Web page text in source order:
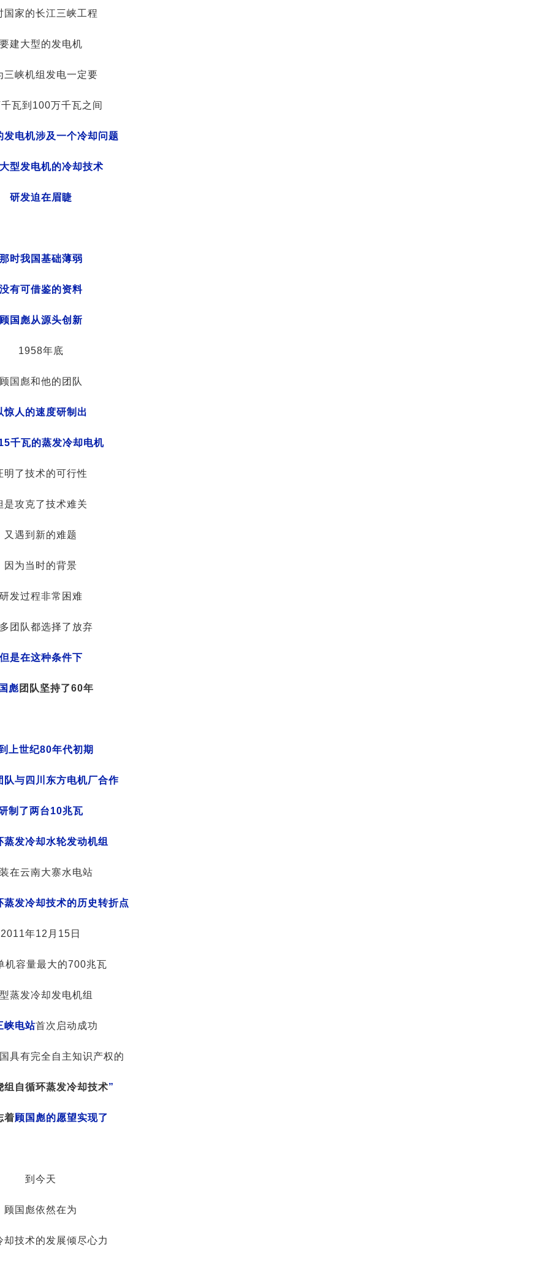
国家的长江三峡工程
建大型的发电机
三峡机组发电一定要
瓦到100万千瓦之间
发电机涉及一个冷却问题
型发电机的冷却技术
研发迫在眉睫
时我国基础薄弱
有可借鉴的资料
国彪从源头创新
1958年底
国彪和他的团队
惊人的速度研制出
千瓦的蒸发冷却电机
明了技术的可行性
是攻克了技术难关
又遇到新的难题
因为当时的背景
发过程非常困难
团队都选择了放弃
是在这种条件下
彪 团队坚持了60年
上世纪80年代初期
队与四川东方电机厂合作
制了两台10兆瓦
蒸发冷却水轮发动机组
在云南大寨水电站
蒸发冷却技术的历史转折点
2011年12月15日
机容量最大的700兆瓦
蒸发冷却发电机组
峡电站首次启动成功
具有完全自主知识产权的
组自循环蒸发冷却技术”
着顾国彪的愿望实现了
到今天
顾国彪依然在为
却技术的发展倾尽心力